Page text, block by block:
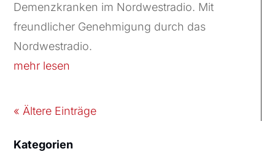
Demenzkranken im Nordwestradio. Mit
freundlicher Genehmigung durch das
Nordwestradio.
mehr lesen
« Ältere Einträge
Kategorien